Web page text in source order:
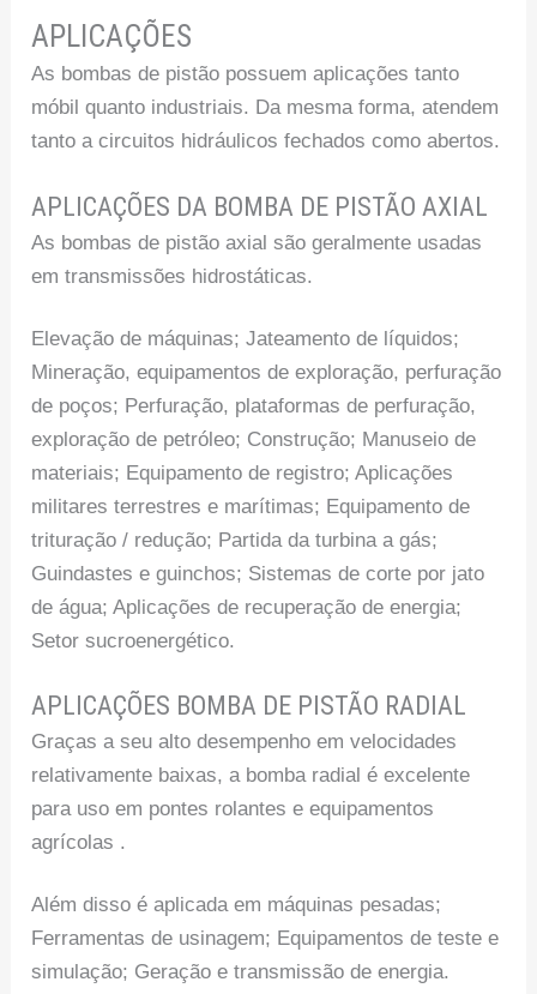
APLICAÇÕES
As bombas de pistão possuem aplicações tanto
móbil quanto industriais. Da mesma forma, atendem
tanto a circuitos hidráulicos fechados como abertos.
APLICAÇÕES DA BOMBA DE PISTÃO AXIAL
As bombas de pistão axial são geralmente usadas
em transmissões hidrostáticas.
Elevação de máquinas; Jateamento de líquidos;
Mineração, equipamentos de exploração, perfuração
de poços; Perfuração, plataformas de perfuração,
exploração de petróleo; Construção; Manuseio de
materiais; Equipamento de registro; Aplicações
militares terrestres e marítimas; Equipamento de
trituração / redução; Partida da turbina a gás;
Guindastes e guinchos; Sistemas de corte por jato
de água; Aplicações de recuperação de energia;
Setor sucroenergético.
APLICAÇÕES BOMBA DE PISTÃO RADIAL
Graças a seu alto desempenho em velocidades
relativamente baixas, a bomba radial é excelente
para uso em pontes rolantes e equipamentos
agrícolas .
Além disso é aplicada em máquinas pesadas;
Ferramentas de usinagem; Equipamentos de teste e
simulação; Geração e transmissão de energia.